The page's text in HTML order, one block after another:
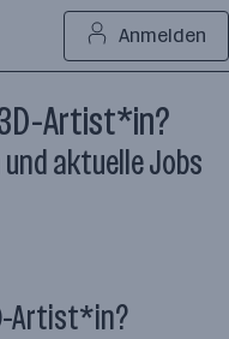
Anmelden
Artist*in?
aktuelle Jobs
Artist*in?